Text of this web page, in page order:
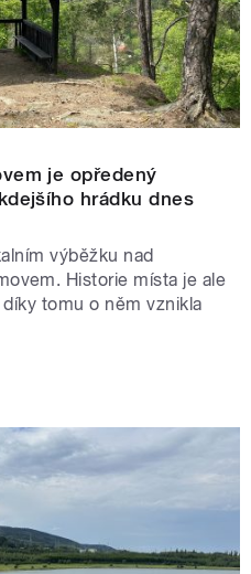
je opředený
hrádku dnes
výběžku nad
Historie místa je ale
tomu o něm vznikla